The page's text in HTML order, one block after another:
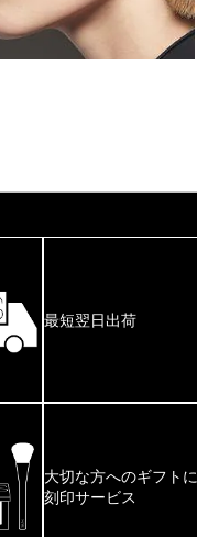
最短翌日出荷
大切な方へのギフトに
刻印サービス